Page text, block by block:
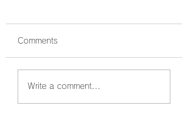
鰤狙い撃ちでボッコボ
コ🐟
Comments
Write a comment...